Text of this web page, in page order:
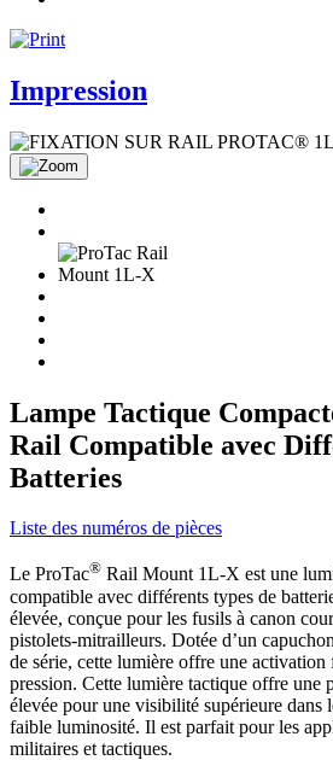
Impression
Lampe Tactique
Rail Compatible avec
Batteries
Liste des numéros de pièces
Le ProTac® Rail Mount 1L-X est une
compatible avec différents types de
élevée, conçue pour les fusils à canon
pistolets-mitrailleurs. Dotée d’un
de série, cette lumière offre une activation
pression. Cette lumière tactique offre une
élevée pour une visibilité supérieure dans
faible luminosité. Il est parfait pour les
militaires et tactiques.